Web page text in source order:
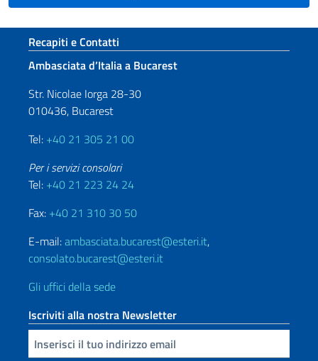
Sezione footer
Recapiti e Contatti
Ambasciata d’Italia a Bucarest
Str. Nicolae Iorga 28-30
010436, Bucarest
Tel: +40 21 305 21 00
Per i servizi consolari
Tel: +40 21 223 24 24
Fax: +40 21 310 30 50
E-mail:ambasciata.bucarest@esteri.it,
consolato.bucarest@esteri.it
Gli uffici della sede
Iscriviti alla nostra Newsletter
Inserisci la tua email